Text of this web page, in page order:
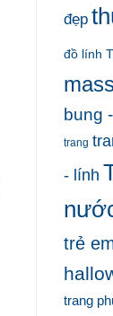
đẹp
đồ lính
bung
trang
- lính
trẻ
trang